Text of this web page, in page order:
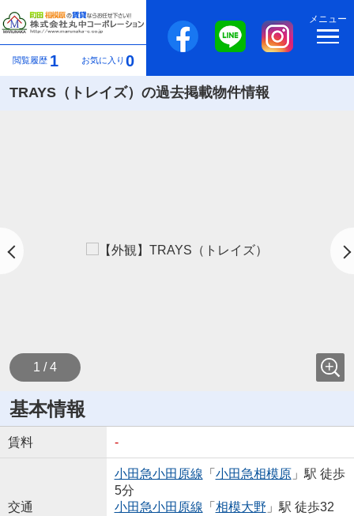
閲覧履歴 1 お気に入り 0
メニュー
TRAYS（トレイズ）の過去掲載物件情報
1 / 4
基本情報
賃料 -
交通
小田急小田原線 「 小田急相模原」駅 徒歩
5分
小田急小田原線 「 相模大野 」駅 徒歩32